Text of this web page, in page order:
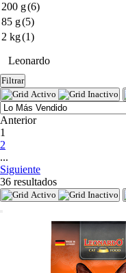
200 g(6)
85 g(5)
2 kg(1)
Leonardo
Filtrar
Anterior
1
2
...
Siguiente
36 resultados